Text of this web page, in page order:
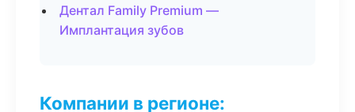
Дентал Family Premium —
Имплантация зубов
Компании в регионе: